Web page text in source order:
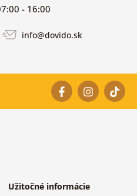
- 16:00
info@dovido.sk
Užitočné informácie